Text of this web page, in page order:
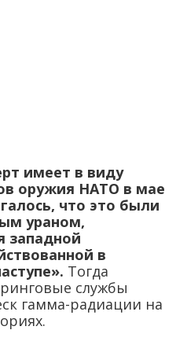
имеет в виду
оружия НАТО в мае
что это были
ураном,
западной
в
Тогда
службы
гамма-радиации на